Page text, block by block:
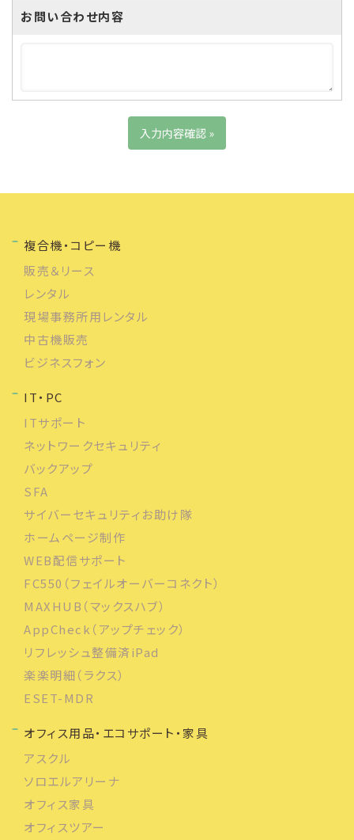
お問い合わせ内容
複合機・コピー機
販売＆リース
レンタル
現場事務所用レンタル
中古機販売
ビジネスフォン
IT・PC
ITサポート
ネットワークセキュリティ
バックアップ
SFA
サイバーセキュリティお助け隊
ホームページ制作
WEB配信サポート
FC550（フェイルオーバーコネクト）
MAXHUB（マックスハブ）
AppCheck（アップチェック）
リフレッシュ整備済iPad
楽楽明細（ラクス）
ESET-MDR
オフィス用品・エコサポート・家具
アスクル
ソロエルアリーナ
オフィス家具
オフィスツアー